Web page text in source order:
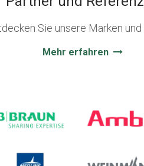
Sie unsere Marken
Mehr erfahren